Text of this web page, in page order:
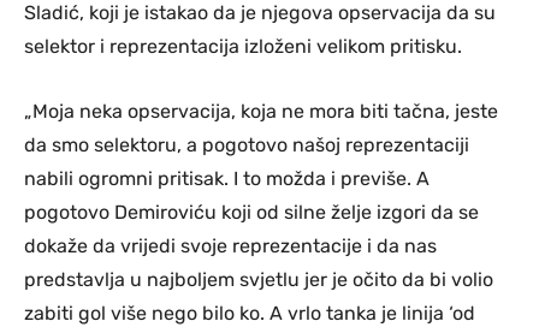
Sladić, koji je istakao da je njegova opservacija da su
selektor i reprezentacija izloženi velikom pritisku.
„Moja neka opservacija, koja ne mora biti tačna, jeste
da smo selektoru, a pogotovo našoj reprezentaciji
nabili ogromni pritisak. I to možda i previše. A
pogotovo Demiroviću koji od silne želje izgori da se
dokaže da vrijedi svoje reprezentacije i da nas
predstavlja u najboljem svjetlu jer je očito da bi volio
zabiti gol više nego bilo ko. A vrlo tanka je linija ‘od